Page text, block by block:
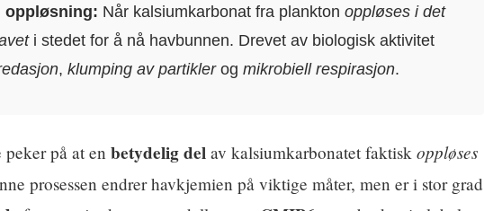
oppløsning: Når kalsiumkarbonat fra planktonoppløses i det
i stedet for å nå havbunnen. Drevet av biologisk aktivitet
,klumping av partiklerogmikrobiell respirasjon.
peker på at en betydelig del av kalsiumkarbonatet faktisk oppløses
prosessen endrer havkjemien på viktige måter, men er i stor grad